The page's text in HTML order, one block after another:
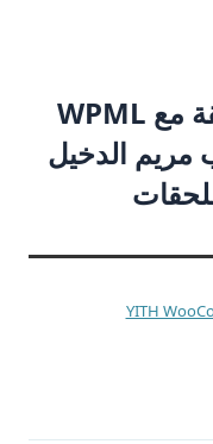
جميع الإضافات المتوافقة مع WPML
مريم الدخيل
YITH